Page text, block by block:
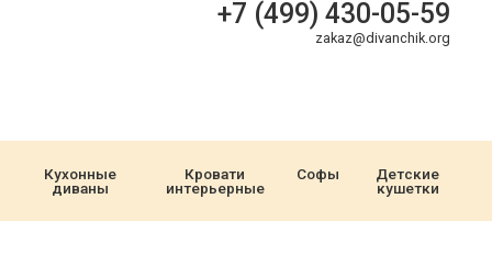
+7 (499) 430-05-59
zakaz@divanchik.org
Кухонные
диваны
Кровати
интерьерные
Софы
Детские
кушетки